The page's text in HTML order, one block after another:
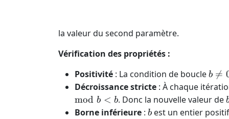
la valeur du second paramètre.
Vérification des propriétés :
Positivité : La condition de boucleb
\neq
0
b 
=
Décroissance stricte : À chaque
mod b < b. Donc la nouvelle valeur de
Borne inférieure : b
b est un entier